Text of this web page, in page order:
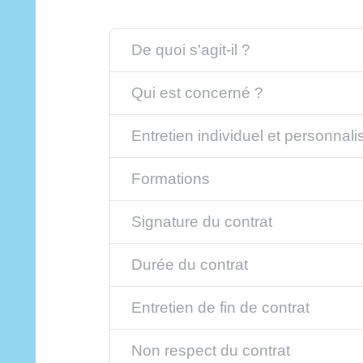
De quoi s'agit-il ?
Qui est concerné ?
Entretien individuel et
Formations
Signature du contrat
Durée du contrat
Entretien de fin de contrat
Non respect du contrat